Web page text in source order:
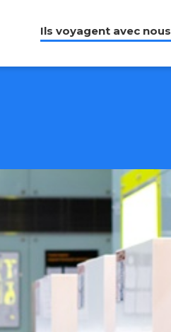
Ils voyagent avec nous